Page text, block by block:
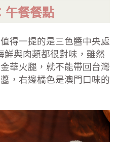
午餐餐點
得一提的是三色醬中央處
鮮與肉類都很對味，雖然
華火腿，就不能帶回台灣
，右邊橘色是澳門口味的